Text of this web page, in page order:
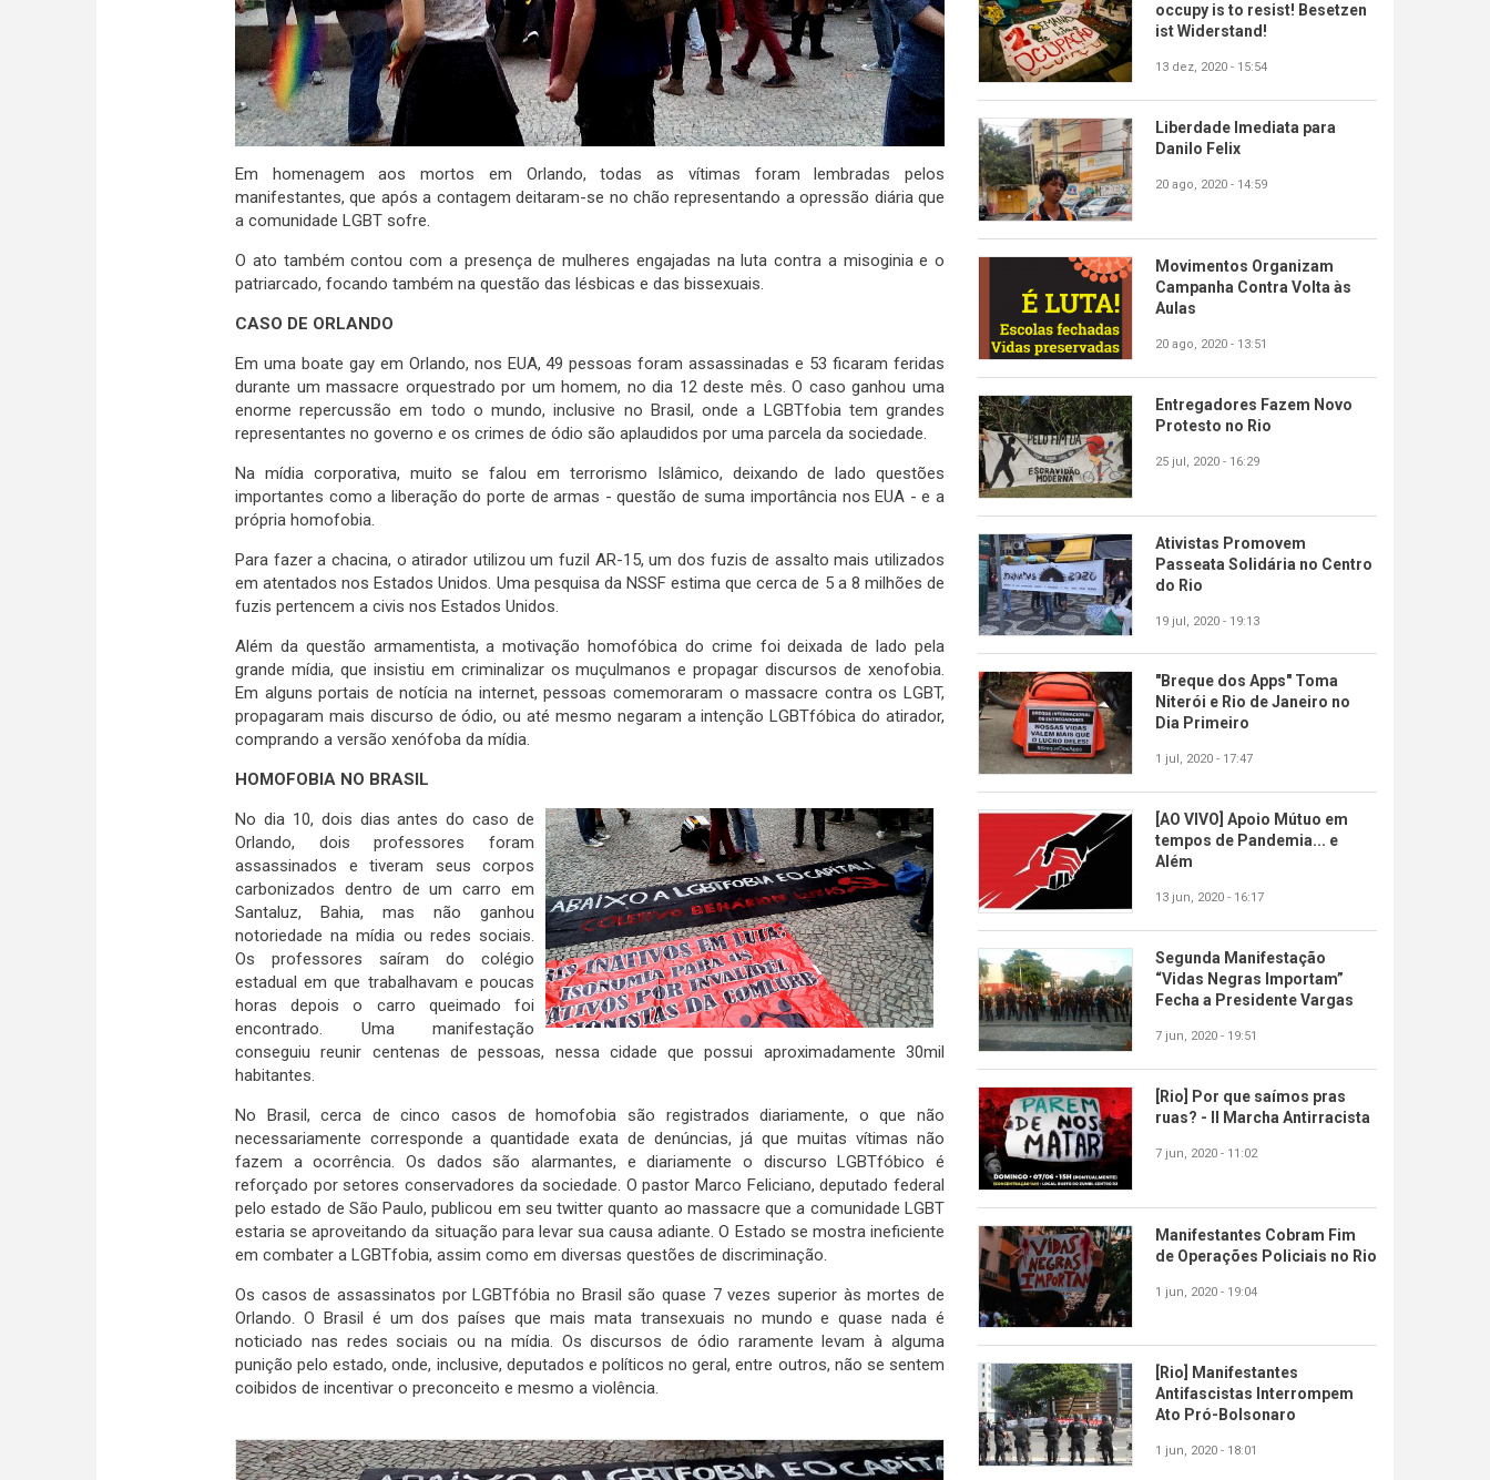
Em homenagem aos mortos em Orlando, todas as vítimas foram lembradas pelos
manifestantes, que após a contagem deitaram-se no chão representando a opressão diária que
a comunidade LGBT sofre.
O ato também contou com a presença de mulheres engajadas na luta contra a misoginia e o
patriarcado, focando também na questão das lésbicas e das bissexuais.
CASO DE ORLANDO
Em uma boate gay em Orlando, nos EUA, 49 pessoas foram assassinadas e 53 ficaram feridas
durante um massacre orquestrado por um homem, no dia 12 deste mês. O caso ganhou uma
enorme repercussão em todo o mundo, inclusive no Brasil, onde a LGBTfobia tem grandes
representantes no governo e os crimes de ódio são aplaudidos por uma parcela da sociedade.
Na mídia corporativa, muito se falou em terrorismo Islâmico, deixando de lado questões
importantes como a liberação do porte de armas - questão de suma importância nos EUA - e a
própria homofobia.
Para fazer a chacina, o atirador utilizou um fuzil AR-15, um dos fuzis de assalto mais utilizados
em atentados nos Estados Unidos. Uma pesquisa da NSSF estima que cerca de 5 a 8 milhões de
fuzis pertencem a civis nos Estados Unidos.
Além da questão armamentista, a motivação homofóbica do crime foi deixada de lado pela
grande mídia, que insistiu em criminalizar os muçulmanos e propagar discursos de xenofobia.
Em alguns portais de notícia na internet, pessoas comemoraram o massacre contra os LGBT,
propagaram mais discurso de ódio, ou até mesmo negaram a intenção LGBTfóbica do atirador,
comprando a versão xenófoba da mídia.
HOMOFOBIA NO BRASIL
No dia 10, dois dias antes do caso de
Orlando, dois professores foram
assassinados e tiveram seus corpos
carbonizados dentro de um carro em
Santaluz, Bahia, mas não ganhou
notoriedade na mídia ou redes sociais.
Os professores saíram do colégio
estadual em que trabalhavam e poucas
horas depois o carro queimado foi
encontrado. Uma manifestação
conseguiu reunir centenas de pessoas, nessa cidade que possui aproximadamente 30mil
habitantes.
No Brasil, cerca de cinco casos de homofobia são registrados diariamente, o que não
necessariamente corresponde a quantidade exata de denúncias, já que muitas vítimas não
fazem a ocorrência. Os dados são alarmantes, e diariamente o discurso LGBTfóbico é
reforçado por setores conservadores da sociedade. O pastor Marco Feliciano, deputado federal
pelo estado de São Paulo, publicou em seu twitter quanto ao massacre que a comunidade LGBT
estaria se aproveitando da situação para levar sua causa adiante. O Estado se mostra ineficiente
em combater a LGBTfobia, assim como em diversas questões de discriminação.
Os casos de assassinatos por LGBTfóbia no Brasil são quase 7 vezes superior às mortes de
Orlando. O Brasil é um dos países que mais mata transexuais no mundo e quase nada é
noticiado nas redes sociais ou na mídia. Os discursos de ódio raramente levam à alguma
punição pelo estado, onde, inclusive, deputados e políticos no geral, entre outros, não se sentem
coibidos de incentivar o preconceito e mesmo a violência.
occupy is to resist! Besetzen
ist Widerstand!
13 dez, 2020 - 15:54
Liberdade Imediata para
Danilo Felix
20 ago, 2020 - 14:59
Movimentos Organizam
Campanha Contra Volta às
Aulas
20 ago, 2020 - 13:51
Entregadores Fazem Novo
Protesto no Rio
25 jul, 2020 - 16:29
Ativistas Promovem
Passeata Solidária no Centro
do Rio
19 jul, 2020 - 19:13
"Breque dos Apps" Toma
Niterói e Rio de Janeiro no
Dia Primeiro
1 jul, 2020 - 17:47
[AO VIVO] Apoio Mútuo em
tempos de Pandemia... e
Além
13 jun, 2020 - 16:17
Segunda Manifestação
“Vidas Negras Importam”
Fecha a Presidente Vargas
7 jun, 2020 - 19:51
[Rio] Por que saímos pras
ruas? - II Marcha Antirracista
7 jun, 2020 - 11:02
Manifestantes Cobram Fim
de Operações Policiais no Rio
1 jun, 2020 - 19:04
[Rio] Manifestantes
Antifascistas Interrompem
Ato Pró-Bolsonaro
1 jun, 2020 - 18:01